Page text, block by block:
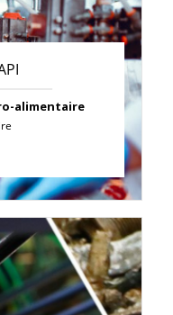
alimentaire